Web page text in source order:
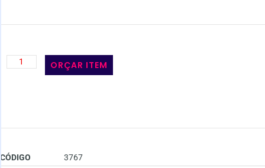
ORÇAR ITEM
CÓDIGO
3767